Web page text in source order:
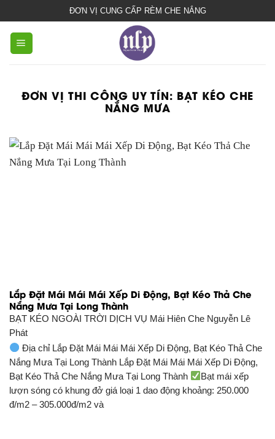
che
nắng
mưa
ĐƠN VỊ CUNG CẤP RÈM CHE NẮNG
ĐƠN VỊ THI CÔNG UY TÍN: BẠT KÉO CHE
NẮNG MƯA
Lắp Đặt Mái Mái Mái Xếp Di Động, Bạt Kéo Thả Che
Nắng Mưa Tại Long Thành
BẠT KÉO NGOÀI TRỜI DỊCH VỤ Mái Hiên Che Nguyễn Lê
Phát
Địa chỉ Lắp Đặt Mái Mái Mái Xếp Di Động, Bạt Kéo Thả Che
Nắng Mưa Tại Long Thành Lắp Đặt Mái Mái Mái Xếp Di Động,
Bạt Kéo Thả Che Nắng Mưa Tại Long Thành
Bạt mái xếp
lượn sóng có khung đở giá loại 1 dao động khoảng: 250.000
đ/m2 – 305.000đ/m2 và